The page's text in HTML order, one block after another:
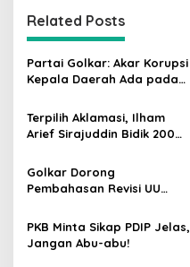
a
v
i
a
i
o
n
Related Posts
Partai Golkar: Akar Korupsi
Kepala Daerah Ada pada
Pilkada
Terpilih Aklamasi, Ilham
Arief Sirajuddin Bidik 200
Pemilu 2029
Golkar Dorong
Pembahasan Revisi UU
Kajian Putusan MK Sudah
Tuntas
PKB Minta Sikap PDIP Jelas,
Jangan Abu-abu!